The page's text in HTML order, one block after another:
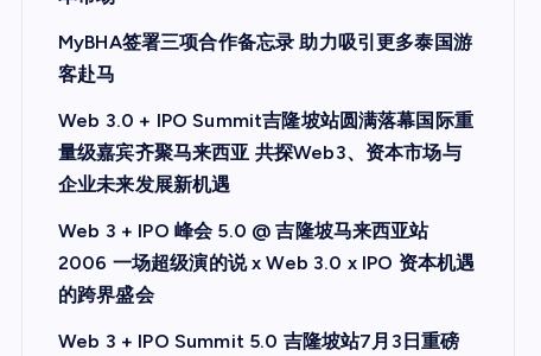
MyBHA签署三项合作备忘录 助力吸引更多泰国游
客赴马
Web 3.0 + IPO Summit吉隆坡站圆满落幕国际重
量级嘉宾齐聚马来西亚 共探Web3、资本市场与
企业未来发展新机遇
Web 3 + IPO 峰会 5.0 @ 吉隆坡马来西亚站
2006 一场超级演的说 x Web 3.0 x IPO 资本机遇
的跨界盛会
Web 3 + IPO Summit 5.0 吉隆坡站7月3日重磅